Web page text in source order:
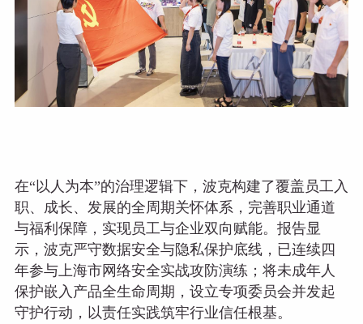
在“以人为本”的治理逻辑下，波克构建了覆盖员工入
职、成长、发展的全周期关怀体系，完善职业通道
与福利保障，实现员工与企业双向赋能。报告显
示，波克严守数据安全与隐私保护底线，已连续四
年参与上海市网络安全实战攻防演练；将未成年人
保护嵌入产品全生命周期，设立专项委员会并发起
守护行动，以责任实践筑牢行业信任根基。